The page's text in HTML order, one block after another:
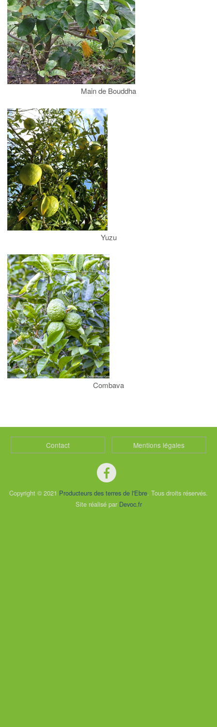
Main de Bouddha
Yuzu
Combava
Contact Mentions légales
Copyright © 2021 Producteurs des terres de l'Ebre. Tous droits réservés.
Site réalisé par Devoc.fr